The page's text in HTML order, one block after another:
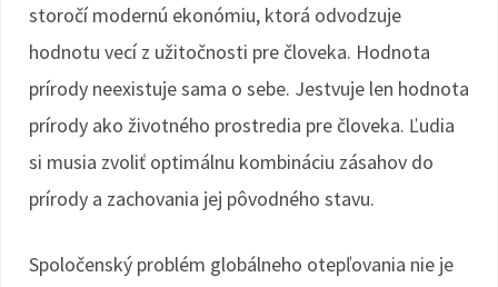
storočí modernú ekonómiu, ktorá odvodzuje
hodnotu vecí z užitočnosti pre človeka. Hodnota
prírody neexistuje sama o sebe. Jestvuje len hodnota
prírody ako životného prostredia pre človeka. Ľudia
si musia zvoliť optimálnu kombináciu zásahov do
prírody a zachovania jej pôvodného stavu.
Spoločenský problém globálneho otepľovania nie je